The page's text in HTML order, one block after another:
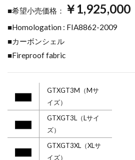
■希望小売価格： ￥1,925,000
■Homologation : FIA8862-2009
■カーボンシェル
■Fireproof fabric
GTXGT3M（Mサ
イズ）
GTXGT3L（Lサイ
ズ）
GTXGT3XL（XLサ
イズ）